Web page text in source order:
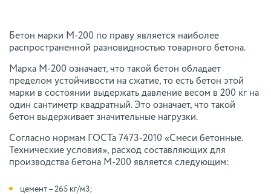
Бетон марки М-200 по праву является наиболее
распространенной разновидностью товарного бетона.
Марка М-200 означает, что такой бетон обладает
пределом устойчивости на сжатие, то есть бетон этой
марки в состоянии выдержать давление весом в 200 кг на
один сантиметр квадратный. Это означает, что такой
бетон выдерживает значительные нагрузки.
Согласно нормам ГОСТа 7473-2010 «Смеси бетонные.
Технические условия», расход составляющих для
производства бетона М-200 является следующим:
цемент – 265 кг/м3;